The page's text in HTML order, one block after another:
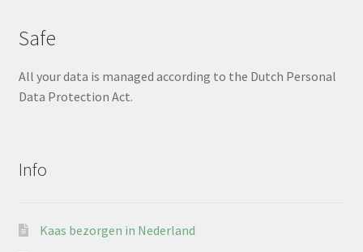
Safe
All your data is managed according to the Dutch Personal
Data Protection Act.
Info
Kaas bezorgen in Nederland